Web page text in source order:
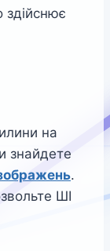
здійснює
на
знайдете
.
ШІ